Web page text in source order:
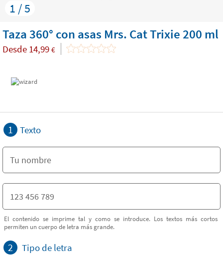
1 / 5
Taza 360° con asas Mrs. Cat Trixie 200 ml
Desde 14,99 €
1 Texto
El contenido se imprime tal y como se introduce. Los textos más cortos
permiten un cuerpo de letra más grande.
2 Tipo de letra